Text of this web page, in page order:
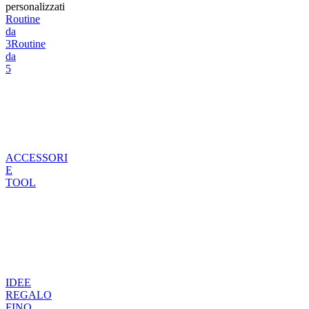
personalizzati
Routine
da
3Routine
da
5
ACCESSORI
E
TOOL
IDEE
REGALO